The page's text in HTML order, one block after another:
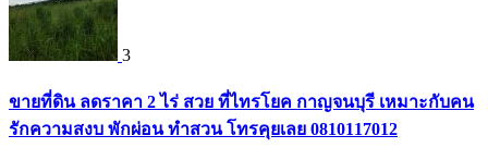
3
ขายที่ดิน ลดราคา 2 ไร่ สวย ที่ไทรโยค กาญจนบุรี เหมาะกับคน
รักความสงบ พักผ่อน ทำสวน โทรคุยเลย 0810117012